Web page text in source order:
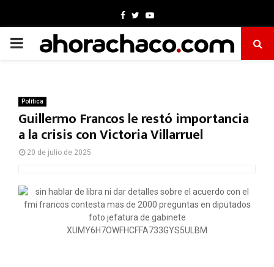
Facebook
TwitterYoutube
PRIMARY
Política
Guillermo Francos le restó importancia
a la crisis con Victoria Villarruel
20 de julio de 2025